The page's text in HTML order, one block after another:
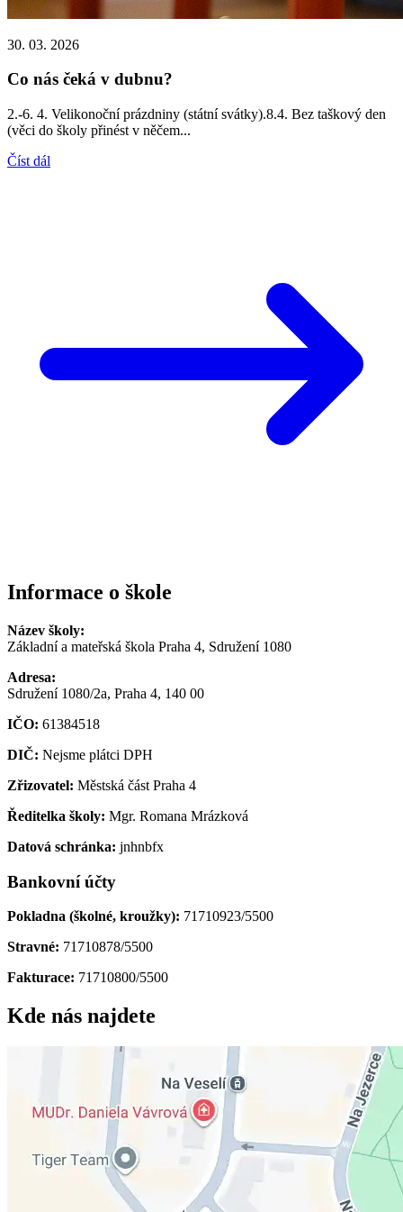
30. 03. 2026
Co nás čeká v dubnu?
2.-6. 4. Velikonoční prázdniny (státní svátky).8.4. Bez taškový den
(věci do školy přinést v něčem...
Číst dál
Informace o škole
Název školy:
Základní a mateřská škola Praha 4, Sdružení 1080
Adresa:
Sdružení 1080/2a, Praha 4, 140 00
IČO: 61384518
DIČ: Nejsme plátci DPH
Zřizovatel: Městská část Praha 4
Ředitelka školy: Mgr. Romana Mrázková
Datová schránka: jnhnbfx
Bankovní účty
Pokladna (školné, kroužky): 71710923/5500
Stravné: 71710878/5500
Fakturace: 71710800/5500
Kde nás najdete